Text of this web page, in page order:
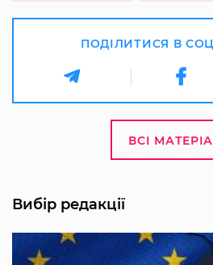
ПОДІЛИТИСЯ В
ВСІ
Вибір редакції